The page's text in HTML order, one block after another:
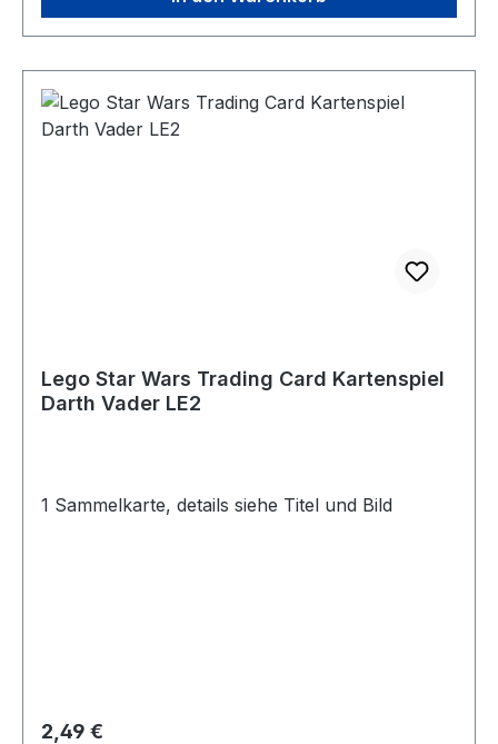
Lego Star Wars Trading Card Kartenspiel
Darth Vader LE2
1 Sammelkarte, details siehe Titel und Bild
Regulärer Preis:
2,49 €